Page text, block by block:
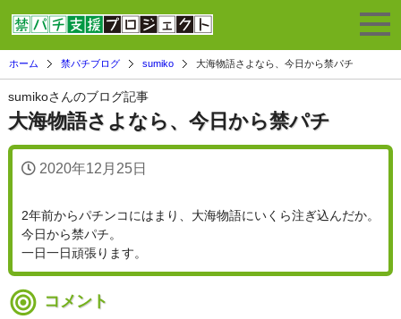
ホーム 禁パチブログ sumiko 大海物語さよなら、今日から禁パチ
sumikoさんのブログ記事
大海物語さよなら、今日から禁パチ
2020年12月25日
2年前からパチンコにはまり、大海物語にいくら注ぎ込んだか。
今日から禁パチ。
一日一日頑張ります。
コメント